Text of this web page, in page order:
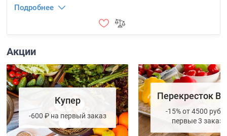
Подробнее
Акции
Купер
-600 ₽ на первый заказ
Перекресток
-15% от 4500 руб.
первые 3 заказа